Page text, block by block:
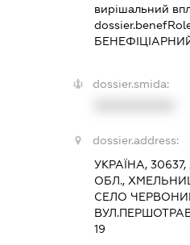
вирішальний
dossier.smida:
dossier.address:
УКРАЇНА,
ОБЛ.,
СЕЛО
19